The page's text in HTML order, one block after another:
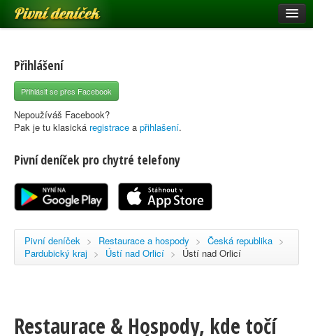
Pivní deníček
Pivní mapa
Pivní značky
Nápověda
Registrace
Přihlášení
Přihlásit se přes Facebook
Nepoužíváš Facebook?
Pak je tu klasická registrace a přihlašení.
Pivní deníček pro chytré telefony
Pivní deníček > Restaurace a hospody > Česká republika >
Pardubický kraj > Ústí nad Orlicí > Ústí nad Orlicí
Restaurace & Hospody, kde točí